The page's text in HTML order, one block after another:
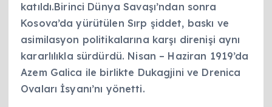
katıldı.Birinci Dünya Savaşı’ndan sonra
Kosova’da yürütülen Sırp şiddet, baskı ve
asimilasyon politikalarına karşı direnişi aynı
kararlılıkla sürdürdü. Nisan – Haziran 1919’da
Azem Galica ile birlikte Dukagjini ve Drenica
Ovaları İsyanı’nı yönetti.